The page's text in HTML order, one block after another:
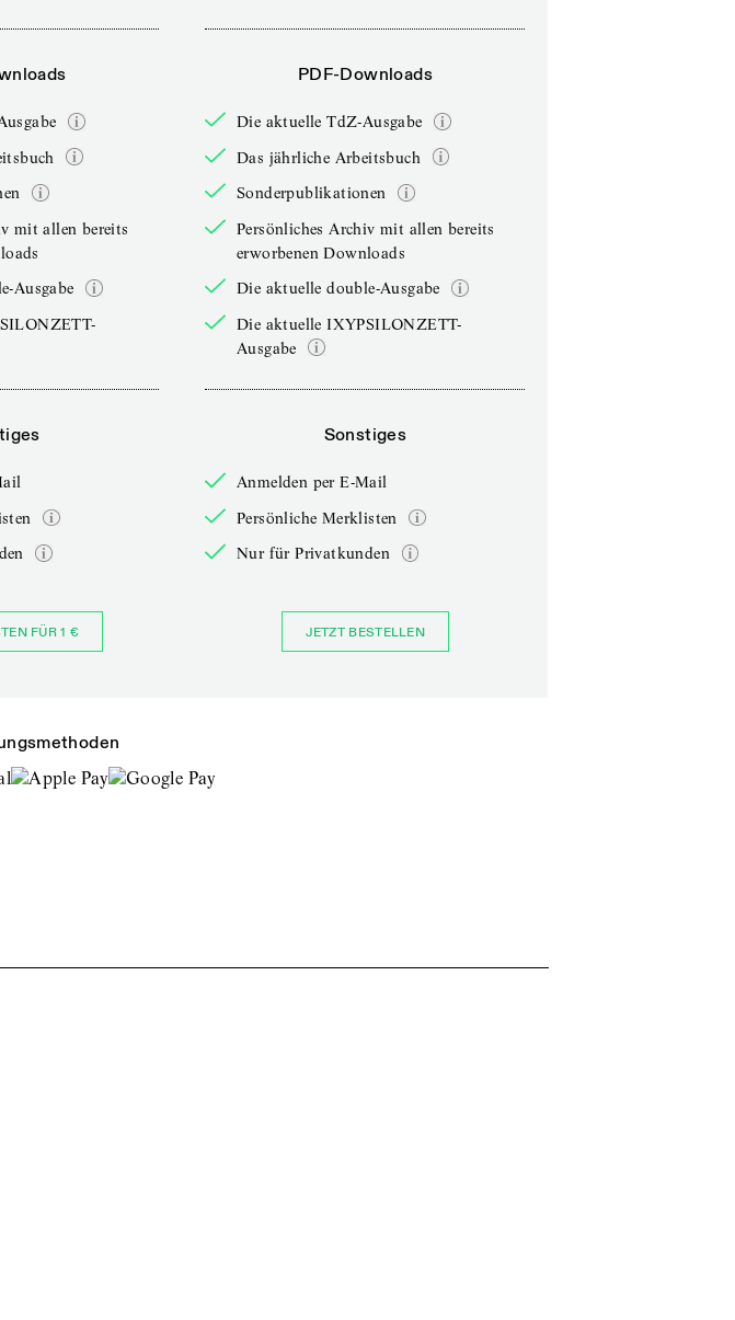
mit allen bereits
Ausgabe
FÜR 1 €
PDF-Downloads
Die aktuelle TdZ-Ausgabe
Das jährliche Arbeitsbuch
Sonderpublikationen
Persönliches Archiv mit allen bereits
erworbenen Downloads
Die aktuelle double-Ausgabe
Die aktuelle IXYPSILONZETT-
Ausgabe
Sonstiges
Anmelden per E-Mail
Persönliche Merklisten
Nur für Privatkunden
JETZT BESTELLEN